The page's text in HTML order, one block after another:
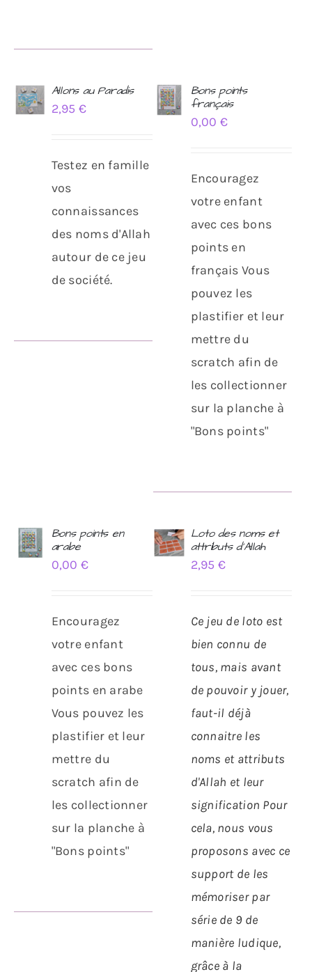
AJOUTER
DÉTAILS
Allons au Paradis
2,95€
Testez en famille
vos
connaissances
des noms d'Allah
autour de ce jeu
de société.
AJOUTER
Bons points
français
0,00 €
Encouragez
votre enfant
avec ces bons
points en
français Vous
pouvez les
plastifier et leur
mettre du
scratch afin de
les collectionner
sur la planche à
"Bons points"
AJOUTER
Bons points en
arabe
0,00€
Encouragez
votre enfant
avec ces bons
points en arabe
Vous pouvez les
plastifier et leur
mettre du
scratch afin de
les collectionner
sur la planche à
"Bons points"
AJOUTER
Loto des noms et
attributs d’Allah
2,95 €
Ce jeu de loto est
bien connu de
tous, mais avant
de pouvoir y jouer,
faut-il déjà
connaitre les
noms et attributs
d'Allah et leur
signification Pour
cela, nous vous
proposons avec ce
support de les
mémoriser par
série de 9 de
manière ludique,
grâce à la